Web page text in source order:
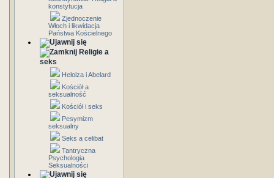
konstytucja
Zjednoczenie
Włoch i likwidacja
Państwa Kościelnego
Religie a
seks
Heloiza i Abelard
Kościół a
seksualność
Kościół i seks
Pesymizm
seksualny
Seks a celibat
Tantryczna
Psychologia
Seksualności